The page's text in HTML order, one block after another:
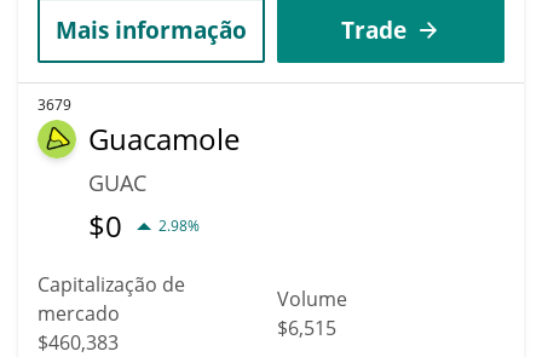
Mais informação Trade
3679
Guacamole
GUAC
$0 2.98%
Capitalização de
mercado
$460,383
Volume
$6,515